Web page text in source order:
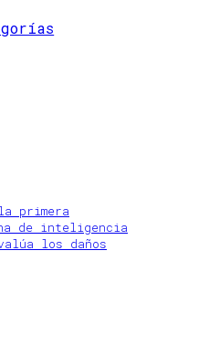
primera
de inteligencia
los daños